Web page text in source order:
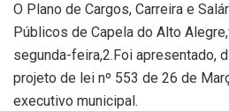
O Plano de Cargos, Carreira e
Públicos de Capela do Alto
segunda-feira,2.Foi apresentado,
projeto de lei nº 553 de 26 de
executivo municipal.